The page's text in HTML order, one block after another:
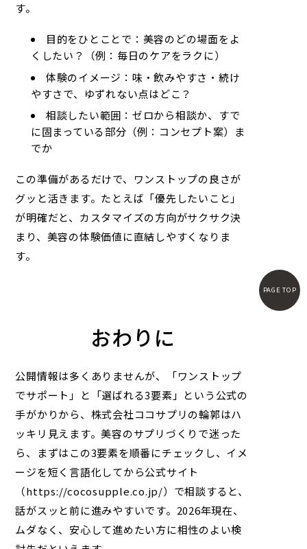
す。
目的をひとことで：美容のどの場面をよ
くしたい？（例：毎日のケアをラクに）
体験のイメージ：味・飲みやすさ・続け
やすさで、ゆずれない点はどこ？
相談したい範囲：ゼロから相談か、すで
に固まっている部分（例：コンセプト案）ま
でか
この準備があるだけで、ワンストップの良さが
グッと活きます。たとえば「優先したいこと」
が明確だと、カスタマイズの方向がサクサク決
まり、美容の体験価値に直結しやすくなりま
す。
おわりに
公開情報は多くありませんが、「ワンストップ
でサポート 」と「選ばれる3要素」という公式の
手がかりから、 株式会社ココサプリの輪郭はハ
ッキリ見えます。美容のサプリづくりで迷った
ら、まずはこの3要素を順番にチェックし、イメ
ージを短く言語化してから公式サイト
（https://cocosupple.co.jp/）で相談すると、
話がスッと前に進みやすいです。2026年現在、
ムダなく、安心して進めたい方に相性のよい検
PAGE TOP